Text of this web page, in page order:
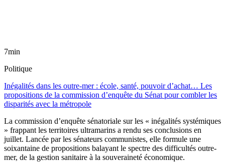
7min
Politique
Inégalités dans les outre-mer : école, santé, pouvoir d’achat… Les
propositions de la commission d’enquête du Sénat pour combler les
disparités avec la métropole
La commission d’enquête sénatoriale sur les « inégalités systémiques
» frappant les territoires ultramarins a rendu ses conclusions en
juillet. Lancée par les sénateurs communistes, elle formule une
soixantaine de propositions balayant le spectre des difficultés outre-
mer, de la gestion sanitaire à la souveraineté économique.